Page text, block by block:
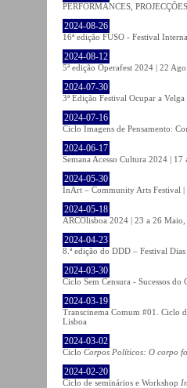
PERFORMANCES,
2024-08-26
16ª edição FUSO - Festival
2024-08-12
5ª edição Operafest 2024 | 22
2024-07-30
3ª Edição Festival Ocupar a
2024-07-16
Ciclo Imagens de Pensamento:
2024-06-17
Semana Acesso Cultura 2024 | 17
2024-05-30
InArt – Community Arts Festival
2024-05-18
ARCOlisboa 2024 | 23 a 26
2024-04-23
8.ª edição do DDD – Festival
2024-03-30
Ciclo Sem Censura - Sucessos
2024-03-19
Transcinema Comum #01. Ciclo
Lisboa
2024-03-02
Ciclo Corpos Políticos: O corpo
2024-02-20
Ciclo de seminários e Workshop